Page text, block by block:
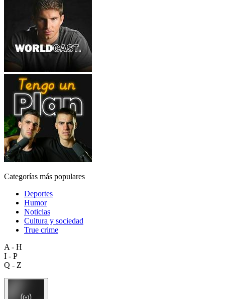
Categorías más populares
Deportes
Humor
Noticias
Cultura y sociedad
True crime
A - H
I - P
Q - Z